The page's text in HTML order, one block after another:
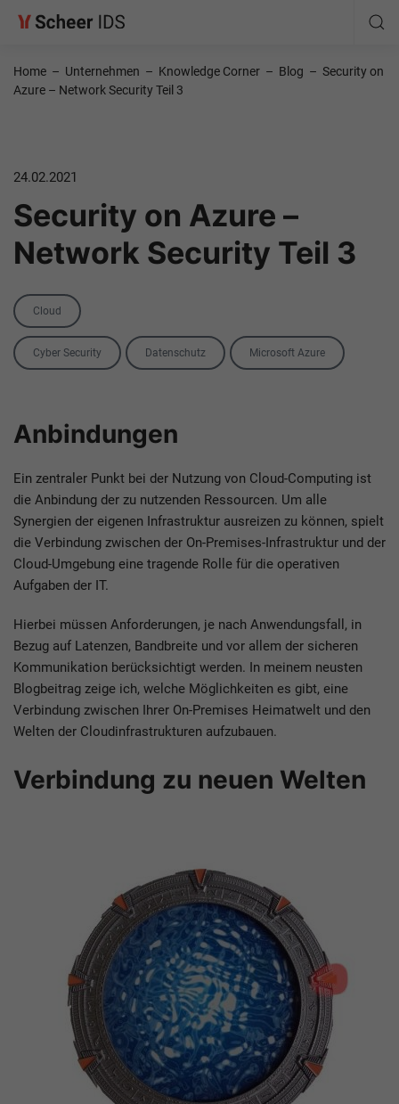
Home – Unternehmen – Knowledge Corner – Blog – Security on
Azure – Network Security Teil 3
24.02.2021
Security on Azure –
Network Security Teil 3
Category
Cloud
TagsCyber Security Datenschutz Microsoft Azure
Anbindungen
Ein zentraler Punkt bei der Nutzung von Cloud-Computing ist
die Anbindung der zu nutzenden Ressourcen. Um alle
Synergien der eigenen Infrastruktur ausreizen zu können, spielt
die Verbindung zwischen der On-Premises-Infrastruktur und der
Cloud-Umgebung eine tragende Rolle für die operativen
Aufgaben der IT.
Hierbei müssen Anforderungen, je nach Anwendungsfall, in
Bezug auf Latenzen, Bandbreite und vor allem der sicheren
Kommunikation berücksichtigt werden. In meinem neusten
Blogbeitrag zeige ich, welche Möglichkeiten es gibt, eine
Verbindung zwischen Ihrer On-Premises Heimatwelt und den
Welten der Cloudinfrastrukturen aufzubauen.
Verbindung zu neuen Welten